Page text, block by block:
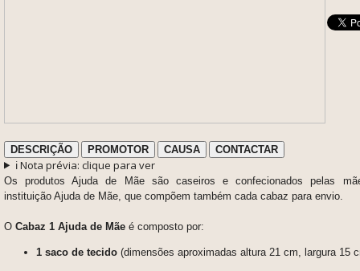
DESCRIÇÃO PROMOTOR CAUSA CONTACTAR
ℹ️ Nota prévia: clique para ver
Os produtos Ajuda de Mãe são caseiros e confecionados pelas
instituição Ajuda de Mãe, que compõem também cada cabaz para envio.
​O Cabaz 1 Ajuda de Mãe é composto por:
1 saco de tecido (dimensões aproximadas altura 21 cm, largura 15